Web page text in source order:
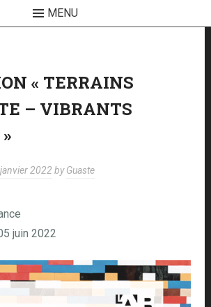
MENU
« TERRAINS
– VIBRANTS
2022 byGuaste
juin 2022